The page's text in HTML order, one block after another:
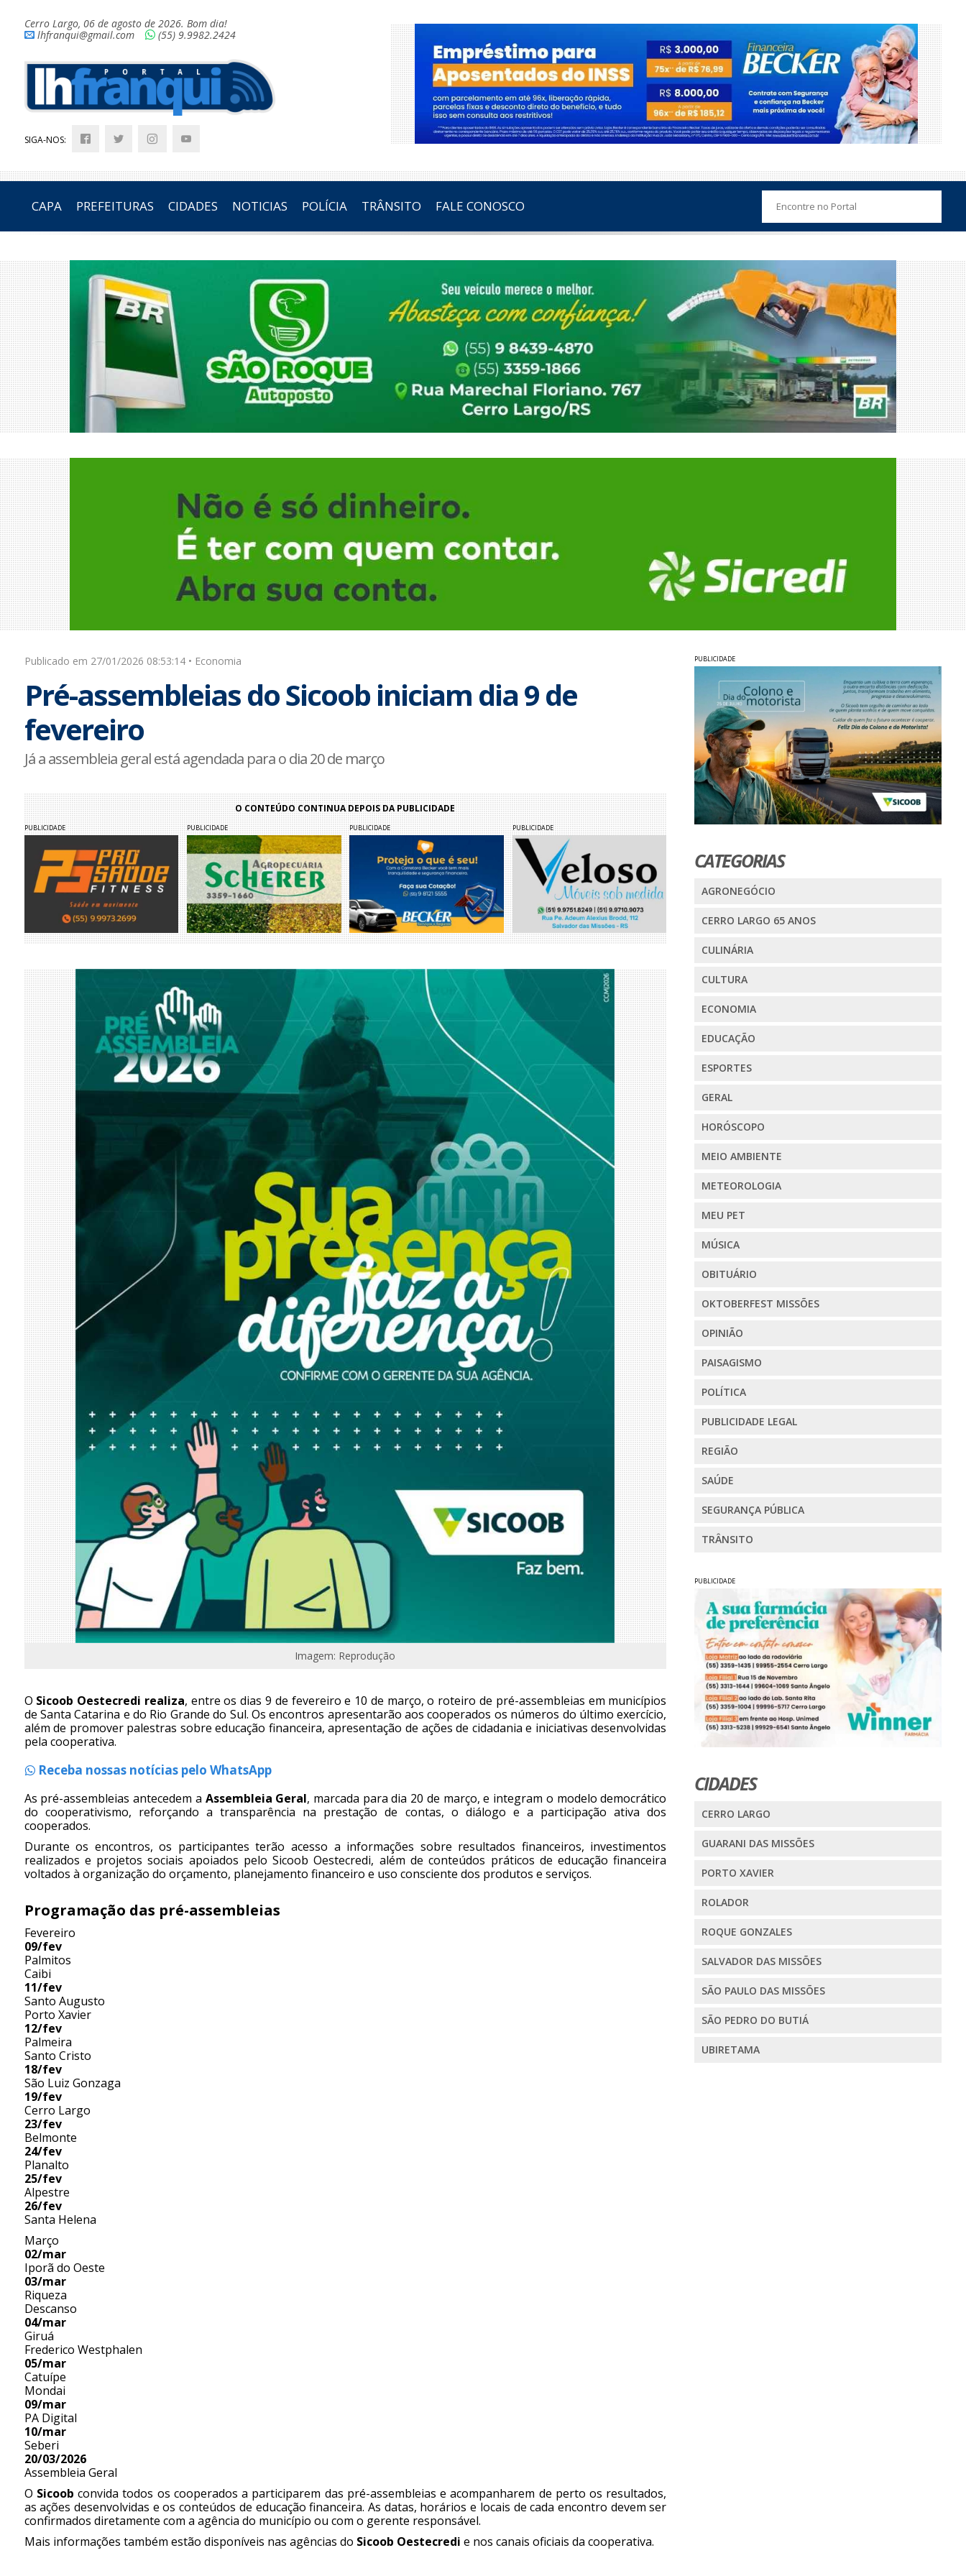
Cerro Largo, 06 de agosto de 2026. Bom dia!
lhfranqui@gmail.com
(55) 9.9982.2424
SIGA-NOS:
CAPA PREFEITURAS CIDADES NOTICIAS POLÍCIA TRÂNSITO FALE CONOSCO
Publicado em 27/01/2026 08:53:14 • Economia
Pré-assembleias do Sicoob iniciam dia 9 de
fevereiro
Já a assembleia geral está agendada para o dia 20 de março
O CONTEÚDO CONTINUA DEPOIS DA PUBLICIDADE
PUBLICIDADE PUBLICIDADE PUBLICIDADE PUBLICIDADE
Imagem: Reprodução
O Sicoob Oestecredi realiza, entre os dias 9 de fevereiro e 10 de março, o roteiro de pré-assembleias em municípios
de Santa Catarina e do Rio Grande do Sul. Os encontros apresentarão aos cooperados os números do último exercício,
além de promover palestras sobre educação financeira, apresentação de ações de cidadania e iniciativas desenvolvidas
pela cooperativa.
Receba nossas notícias pelo WhatsApp
As pré-assembleias antecedem a Assembleia Geral, marcada para dia 20 de março, e integram o modelo democrático
do cooperativismo, reforçando a transparência na prestação de contas, o diálogo e a participação ativa dos
cooperados.
Durante os encontros, os participantes terão acesso a informações sobre resultados financeiros, investimentos
realizados e projetos sociais apoiados pelo Sicoob Oestecredi, além de conteúdos práticos de educação financeira
voltados à organização do orçamento, planejamento financeiro e uso consciente dos produtos e serviços.
Programação das pré-assembleias
Fevereiro
09/fev
Palmitos
Caibi
11/fev
Santo Augusto
Porto Xavier
12/fev
Palmeira
Santo Cristo
18/fev
São Luiz Gonzaga
19/fev
Cerro Largo
23/fev
Belmonte
24/fev
Planalto
25/fev
Alpestre
26/fev
Santa Helena
Março
02/mar
Iporã do Oeste
03/mar
Riqueza
Descanso
04/mar
Giruá
Frederico Westphalen
05/mar
Catuípe
Mondai
09/mar
PA Digital
10/mar
Seberi
20/03/2026
Assembleia Geral
O Sicoob convida todos os cooperados a participarem das pré-assembleias e acompanharem de perto os resultados,
as ações desenvolvidas e os conteúdos de educação financeira. As datas, horários e locais de cada encontro devem ser
confirmados diretamente com a agência do município ou com o gerente responsável.
Mais informações também estão disponíveis nas agências do Sicoob Oestecredi e nos canais oficiais da cooperativa.
PUBLICIDADE
CATEGORIAS
AGRONEGÓCIO
CERRO LARGO 65 ANOS
CULINÁRIA
CULTURA
ECONOMIA
EDUCAÇÃO
ESPORTES
GERAL
HORÓSCOPO
MEIO AMBIENTE
METEOROLOGIA
MEU PET
MÚSICA
OBITUÁRIO
OKTOBERFEST MISSÕES
OPINIÃO
PAISAGISMO
POLÍTICA
PUBLICIDADE LEGAL
REGIÃO
SAÚDE
SEGURANÇA PÚBLICA
TRÂNSITO
PUBLICIDADE
CIDADES
CERRO LARGO
GUARANI DAS MISSÕES
PORTO XAVIER
ROLADOR
ROQUE GONZALES
SALVADOR DAS MISSÕES
SÃO PAULO DAS MISSÕES
SÃO PEDRO DO BUTIÁ
UBIRETAMA